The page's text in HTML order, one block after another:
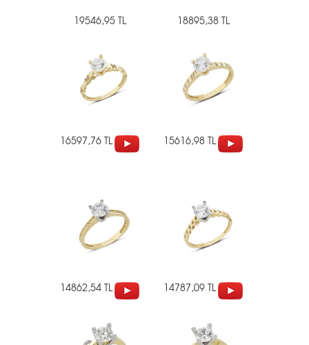
19546,95 TL 18895,38 TL
16597,76 TL 15616,98 TL
14862,54 TL 14787,09 TL